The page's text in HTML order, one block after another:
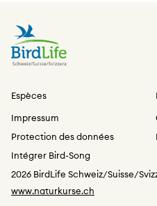
Espèces
Impressum
Protection des données
Intégrer Bird-Song
2026 BirdLife Schweiz/Suisse/
www.naturkurse.ch